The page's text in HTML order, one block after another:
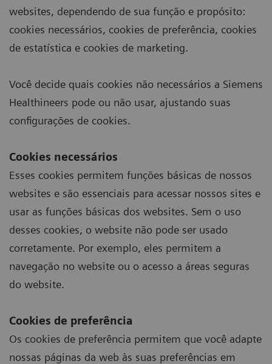
websites, dependendo de sua função e propósito:
cookies necessários, cookies de preferência, cookies
de estatística e cookies de marketing.
Você decide quais cookies não necessários a Siemens
Healthineers pode ou não usar, ajustando suas
configurações de cookies.
Cookies necessários
Esses cookies permitem funções básicas de nossos
websites e são essenciais para acessar nossos sites e
usar as funções básicas dos websites. Sem o uso
desses cookies, o website não pode ser usado
corretamente. Por exemplo, eles permitem a
navegação no website ou o acesso a áreas seguras
do website.
Cookies de preferência
Os cookies de preferência permitem que você adapte
nossas páginas da web às suas preferências em